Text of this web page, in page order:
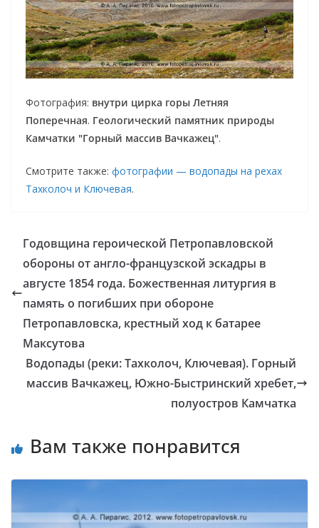
Фотография: внутри цирка горы Летняя
Поперечная. Геологический памятник природы
Камчатки "Горный массив Вачкажец".
Смотрите также: фотографии — водопады на рехах
Тахколоч и Ключевая.
Годовщина героической Петропавловской
обороны от англо-французской эскадры в
августе 1854 года. Божественная литургия в
память о погибших при обороне
Петропавловска, крестный ход к батарее
Максутова
Водопады (реки: Тахколоч, Ключевая). Горный
массив Вачкажец, Южно-Быстринский хребет,
полуостров Камчатка
Вам также понравится